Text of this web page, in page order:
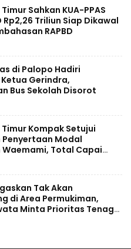
Timur Sahkan KUA-PPAS
Rp2,26 Triliun Siap Dikawal
RAPBD
di Palopo Hadiri
Gerindra,
Bus Sekolah Disorot
Timur Kompak Setujui
Penyertaan Modal
Waemami, Total Capai
Hingga 2030
Tak Akan
di Area Permukiman,
Minta Prioritas Tenaga